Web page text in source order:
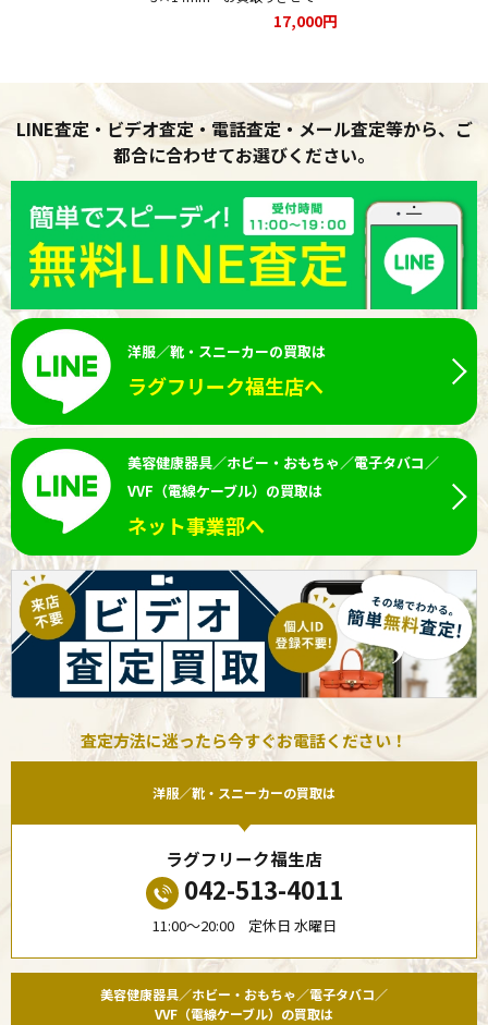
17,000円
LINE査定・ビデオ査定・電話査定・メール査定等から、ご
都合に合わせてお選びください。
洋服／靴・スニーカーの買取は
ラグフリーク福生店へ
美容健康器具／ホビー・おもちゃ／電子タバコ／
VVF（電線ケーブル）の買取は
ネット事業部へ
査定方法に迷ったら今すぐお電話ください！
洋服／靴・スニーカーの買取は
ラグフリーク福生店
042-513-4011
11:00〜20:00 定休日 水曜日
美容健康器具／ホビー・おもちゃ／電子タバコ／
VVF（電線ケーブル）の買取は